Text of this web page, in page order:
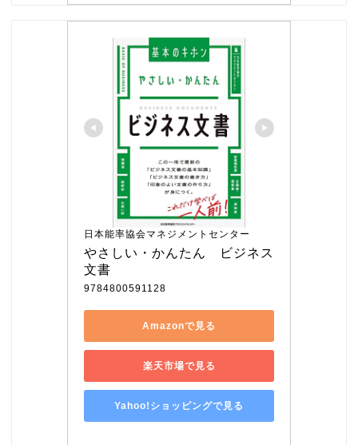
日本能率協会マネジメントセンター
やさしい・かんたん　ビジネス
文書
9784800591128
Amazonで見る
楽天市場で見る
Yahoo!ショッピングで見る